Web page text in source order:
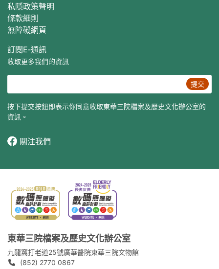
私隱政策聲明
條款細則
無障礙網頁
訂閱E‐通訊
收取更多我們的資訊
提交
按下提交按鈕即表示你同意收取東華三院檔案及歷史文化辦公室的
資訊。
關注我們
東華三院檔案及歷史文化辦公室
九龍窩打老道25號廣華醫院東華三院文物館
(852) 2770 0867